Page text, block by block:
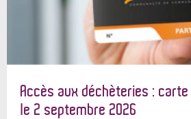
Accès aux déchèteries :
le 2 septembre 2026